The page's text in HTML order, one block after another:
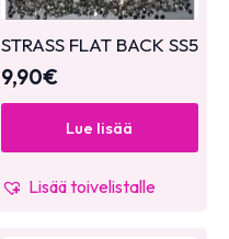
STRASS FLAT BACK SS5
9,90€
Lue lisää
Lisää toivelistalle